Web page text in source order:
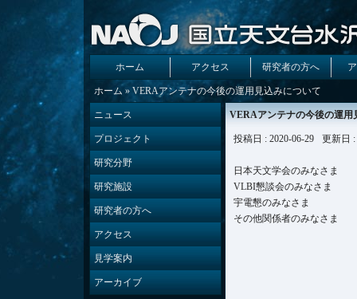
ホーム アクセス 研究者の方へ
ホーム » VERAアンテナの今後の運用見込みについて
ニュース
プロジェクト
研究分野
研究施設
研究者の方へ
アクセス
見学案内
アーカイブ
VERAアンテナの今後の運用
投稿日 : 2020-06-29 更新日 :
日本天文学会のみなさま
VLBI懇談会のみなさま
宇電懇のみなさま
その他関係者のみなさま